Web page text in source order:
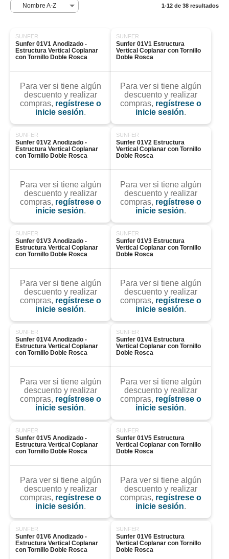
Nombre A-Z 1-12 de 38 resultados
SUNFER
Sunfer 01V1 Anodizado -
Estructura Vertical Coplanar
con Tornillo Doble Rosca
Para ver si tiene algún
descuento y realizar
compras, regístrese o
inicie sesión.
SUNFER
Sunfer 01V1 Estructura
Vertical Coplanar con Tornillo
Doble Rosca
Para ver si tiene algún
descuento y realizar
compras, regístrese o
inicie sesión.
SUNFER
Sunfer 01V2 Anodizado -
Estructura Vertical Coplanar
con Tornillo Doble Rosca
Para ver si tiene algún
descuento y realizar
compras, regístrese o
inicie sesión.
SUNFER
Sunfer 01V2 Estructura
Vertical Coplanar con Tornillo
Doble Rosca
Para ver si tiene algún
descuento y realizar
compras, regístrese o
inicie sesión.
SUNFER
Sunfer 01V3 Anodizado -
Estructura Vertical Coplanar
con Tornillo Doble Rosca
Para ver si tiene algún
descuento y realizar
compras, regístrese o
inicie sesión.
SUNFER
Sunfer 01V3 Estructura
Vertical Coplanar con Tornillo
Doble Rosca
Para ver si tiene algún
descuento y realizar
compras, regístrese o
inicie sesión.
SUNFER
Sunfer 01V4 Anodizado -
Estructura Vertical Coplanar
con Tornillo Doble Rosca
Para ver si tiene algún
descuento y realizar
compras, regístrese o
inicie sesión.
SUNFER
Sunfer 01V4 Estructura
Vertical Coplanar con Tornillo
Doble Rosca
Para ver si tiene algún
descuento y realizar
compras, regístrese o
inicie sesión.
SUNFER
Sunfer 01V5 Anodizado -
Estructura Vertical Coplanar
con Tornillo Doble Rosca
Para ver si tiene algún
descuento y realizar
compras, regístrese o
inicie sesión.
SUNFER
Sunfer 01V5 Estructura
Vertical Coplanar con Tornillo
Doble Rosca
Para ver si tiene algún
descuento y realizar
compras, regístrese o
inicie sesión.
SUNFER
Sunfer 01V6 Anodizado -
Estructura Vertical Coplanar
con Tornillo Doble Rosca
SUNFER
Sunfer 01V6 Estructura
Vertical Coplanar con Tornillo
Doble Rosca